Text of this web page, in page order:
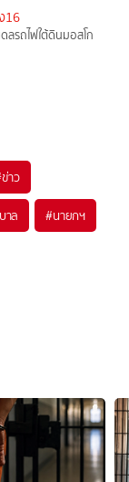
16
ลรถไฟใต้ดินมอสโก
ข่าว
าล #นายกฯ